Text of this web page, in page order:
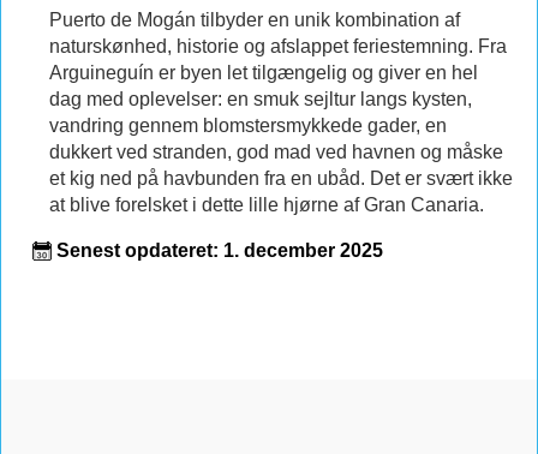
Puerto de Mogán tilbyder en unik kombination af
naturskønhed, historie og afslappet feriestemning. Fra
Arguineguín er byen let tilgængelig og giver en hel
dag med oplevelser: en smuk sejltur langs kysten,
vandring gennem blomstersmykkede gader, en
dukkert ved stranden, god mad ved havnen og måske
et kig ned på havbunden fra en ubåd. Det er svært ikke
at blive forelsket i dette lille hjørne af Gran Canaria.
Senest opdateret: 1. december 2025